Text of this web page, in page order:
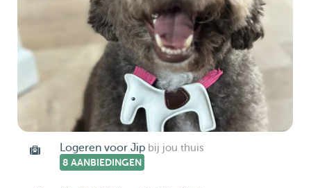
Logeren voor Jip bij jou thuis
8 AANBIEDINGEN